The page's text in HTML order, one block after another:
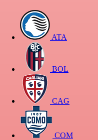
ATA
BOL
CAG
COM